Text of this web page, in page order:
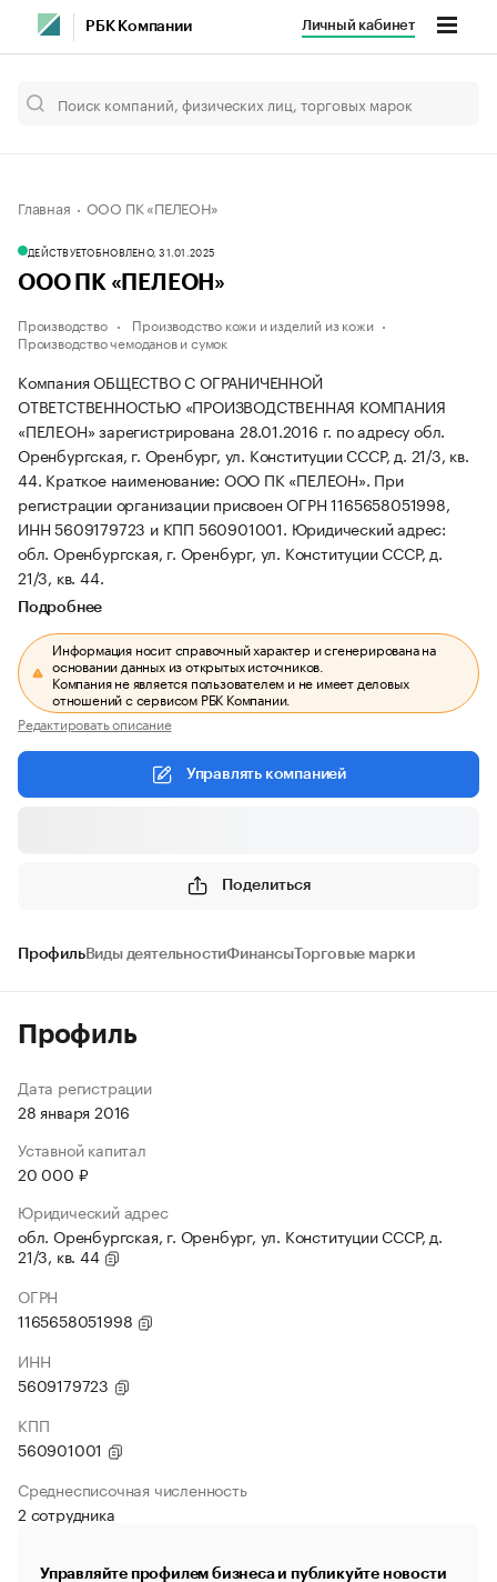
РБК Компании Личный кабинет
Главная ООО ПК «ПЕЛЕОН»
ДЕЙСТВУЕТОБНОВЛЕНО, 31.01.2025
ООО ПК «ПЕЛЕОН»
Производство
Производство кожи и изделий из кожи
Производство чемоданов и сумок
Компания ОБЩЕСТВО С ОГРАНИЧЕННОЙ
ОТВЕТСТВЕННОСТЬЮ «ПРОИЗВОДСТВЕННАЯ КОМПАНИЯ
«ПЕЛЕОН» зарегистрирована 28.01.2016 г. по адресу обл.
Оренбургская, г. Оренбург, ул. Конституции СССР, д. 21/3, кв.
44. Краткое наименование: ООО ПК «ПЕЛЕОН». При
регистрации организации присвоен ОГРН 1165658051998,
ИНН 5609179723 и КПП 560901001. Юридический адрес:
обл. Оренбургская, г. Оренбург, ул. Конституции СССР, д.
21/3, кв. 44.
Подробнее
Информация носит справочный характер и сгенерирована на
основании данных из открытых источников.
Компания не является пользователем и не имеет деловых
отношений с сервисом РБК Компании.
Редактировать описание
Управлять компанией
Поделиться
ПрофильВиды деятельностиФинансыТорговые марки
Профиль
Дата регистрации
28 января 2016
Уставной капитал
20 000 ₽
Юридический адрес
обл. Оренбургская, г. Оренбург, ул. Конституции СССР, д.
21/3, кв. 44
ОГРН
1165658051998
ИНН
5609179723
КПП
560901001
Среднесписочная численность
2 сотрудника
Управляйте профилем бизнеса и публикуйте новости